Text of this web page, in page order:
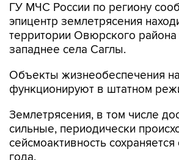
ГУ МЧС России по региону
эпицентр землетрясения
территории Овюрского
западнее села Саглы.
Объекты жизнеобеспечения
функционируют в штатном
Землетрясения, в том числе
сильные, периодически
сейсмоактивность сохраняется